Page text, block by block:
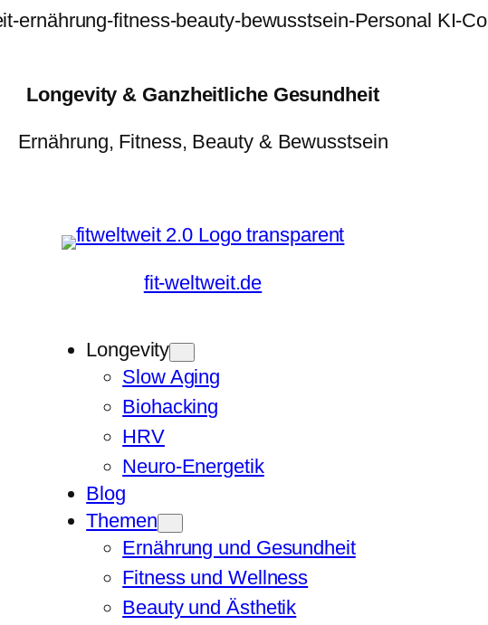
Longevity & Ganzheitliche Gesundheit
Ernährung, Fitness, Beauty & Bewusstsein
fit-weltweit.de
Longevity
Slow Aging
Biohacking
HRV
Neuro-Energetik
Blog
Themen
Ernährung und Gesundheit
Fitness und Wellness
Beauty und Ästhetik